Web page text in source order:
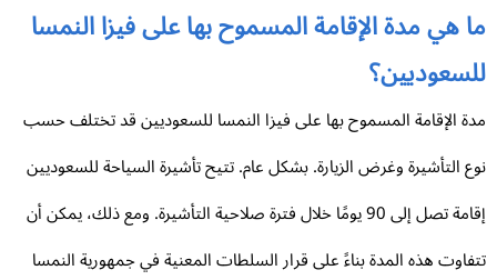
هي مدة الإقامة المسموح بها على فيزا النمسا
الإقامة المسموح بها على فيزا النمسا للسعوديين قد تختلف حسب
التأشيرة وغرض الزيارة. بشكل عام. تتيح تأشيرة السياحة للسعوديين
إقامة تصل إلى 90 يومًا خلال فترة صلاحية التأشيرة. ومع ذلك، يمكن أن
هذه المدة بناءً على قرار السلطات المعنية في جمهورية النمسا